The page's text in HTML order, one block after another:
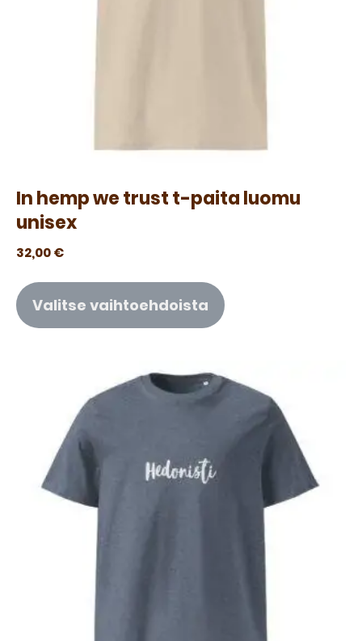
In hemp we trust t-paita luomu
unisex
32,00€
Valitse vaihtoehdoista